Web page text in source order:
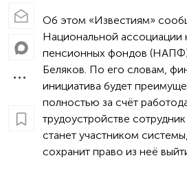
Об этом «Известиям»
Национальной ассоциации
пенсионных фондов
Беляков. По его словам,
инициатива будет
полностью за счёт
трудоустройстве
станет участником
сохранит право из неё